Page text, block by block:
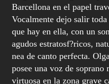
Barcellona en el papel
Vocalmente dejo salir
que hay en ella, con un
agudos estratosf?ricos,
nea de canto perfecta.
posee una voz de soprano
virtuosa en la zona grave